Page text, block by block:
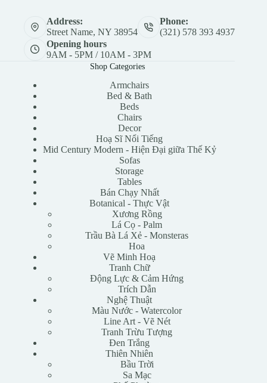
Address:
Street Name, NY 38954
Phone:
(321) 578 393 4937
Opening hours
9AM - 5PM / 10AM - 3PM
Shop Categories
Armchairs
Bed & Bath
Beds
Chairs
Decor
Hoạ Sĩ Nổi Tiếng
Mid Century Modern - Hiện Đại giữa Thế Kỷ
Sofas
Storage
Tables
Bán Chạy Nhất
Botanical - Thực Vật
Xương Rồng
Lá Cọ - Palm
Trầu Bà Lá Xẻ - Monsteras
Hoa
Vẽ Minh Hoạ
Tranh Chữ
Động Lực & Cảm Hứng
Trích Dẫn
Nghệ Thuật
Màu Nước - Watercolor
Line Art - Vẽ Nét
Tranh Trừu Tượng
Đen Trắng
Thiên Nhiên
Bầu Trời
Sa Mạc